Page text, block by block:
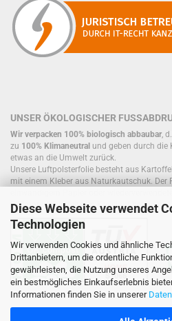
Diese Webseite verwendet
Technologien
Wir verwenden Cookies und ähnliche
Drittanbietern, um die ordentliche
gewährleisten, die Nutzung unseres
ein bestmögliches Einkaufserlebnis
Informationen finden Sie in unserer
UNSER ÖKOLOGISCHER
Wir verpacken 100% biologisch abbaubar,
zu 100% Klimaneutral und geben durch
etwas an die Umwelt zurück.
Unsere Luftpolsterfolie besteht aus
mit einem Kleber aus Naturkautschuk. Der
Füllmaterial, bereits im Kreislauf befinden.